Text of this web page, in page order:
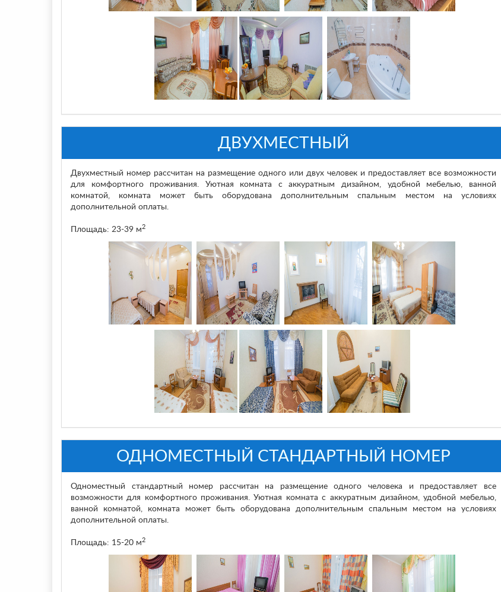
ДВУХМЕСТНЫЙ
Двухместный номер рассчитан на размещение одного или двух человек и предоставляет все возможности
для комфортного проживания. Уютная комната с аккуратным дизайном, удобной мебелью, ванной
комнатой, комната может быть оборудована дополнительным спальным местом на условиях
дополнительной оплаты.
Площадь: 23-39 м 2
ОДНОМЕСТНЫЙ СТАНДАРТНЫЙ НОМЕР
Одноместный стандартный номер рассчитан на размещение одного человека и предоставляет все
возможности для комфортного проживания. Уютная комната с аккуратным дизайном, удобной мебелью,
ванной комнатой, комната может быть оборудована дополнительным спальным местом на условиях
дополнительной оплаты.
Площадь: 15-20 м 2